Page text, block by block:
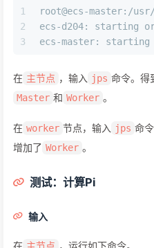
1
2
3
root@ecs-master:/
ecs-d204: starting
ecs-master: starting
在 主节点 ，输入 jps 命令。得
Master 和 Worker 。
在 worker 节点，输入 jps 命
增加了 Worker 。
测试：计算Pi
输入